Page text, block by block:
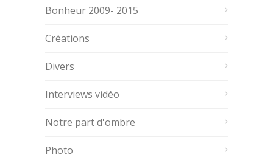
Bonheur 2009- 2015
Créations
Divers
Interviews vidéo
Notre part d'ombre
Photo